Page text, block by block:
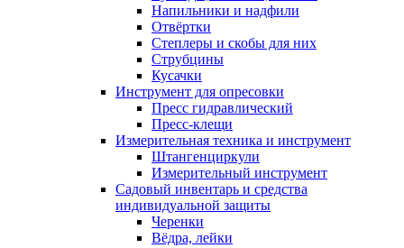
Напильники и надфили
Отвёртки
Степлеры и скобы для них
Струбцины
Кусачки
Инструмент для опресовки
Пресс гидравлический
Пресс-клещи
Измерительная техника и инструмент
Штангенциркули
Измерительный инструмент
Садовый инвентарь и средства
индивидуальной защиты
Черенки
Вёдра, лейки